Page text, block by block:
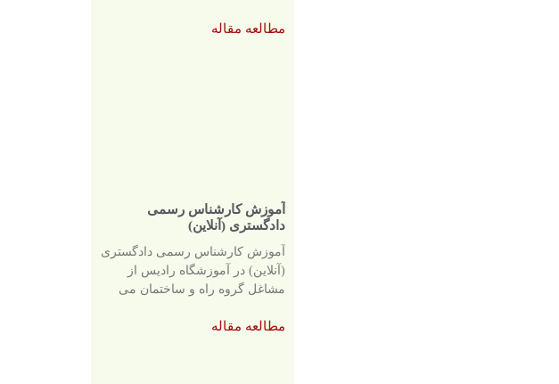
مطالعه مقاله
آموزش کارشناس رسمی
دادگستری (آنلاین)
آموزش کارشناس رسمی دادگستری
(آنلاین) در آموزشگاه رادیس از
مشاغل گروه راه و ساختمان می
مطالعه مقاله